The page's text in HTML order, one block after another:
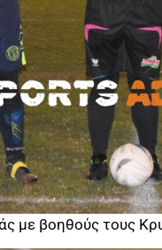
με βοηθούς τους